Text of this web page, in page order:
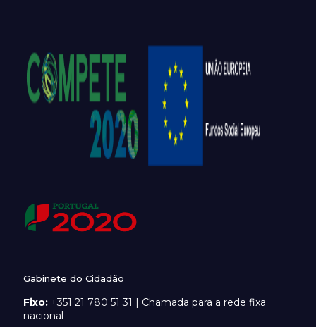
Gabinete do Cidadão
Fixo: +351 21 780 51 31 | Chamada para a rede fixa
nacional